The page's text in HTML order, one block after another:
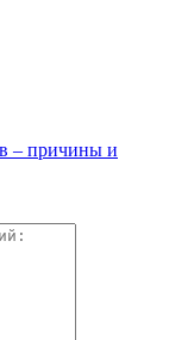
– причины и